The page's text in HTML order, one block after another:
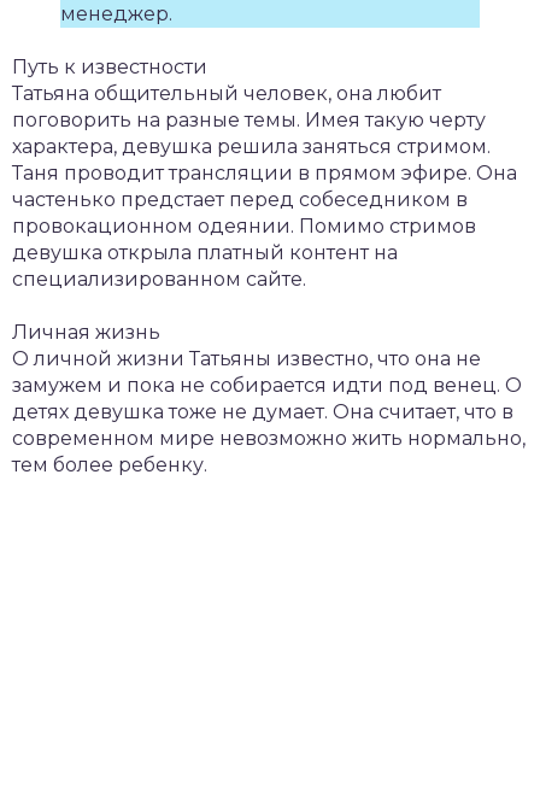
менеджер.
Путь к известности
Татьяна общительный человек, она любит
поговорить на разные темы. Имея такую черту
характера, девушка решила заняться стримом.
Таня проводит трансляции в прямом эфире. Она
частенько предстает перед собеседником в
провокационном одеянии. Помимо стримов
девушка открыла платный контент на
специализированном сайте.
Личная жизнь
О личной жизни Татьяны известно, что она не
замужем и пока не собирается идти под венец. О
детях девушка тоже не думает. Она считает, что в
современном мире невозможно жить нормально,
тем более ребенку.